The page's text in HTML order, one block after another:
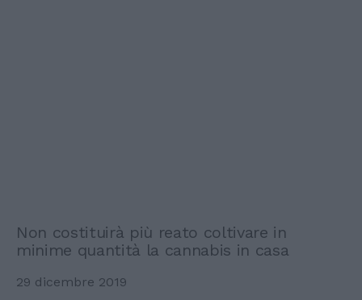
Non costituirà più reato coltivare in
minime quantità la cannabis in casa
29 dicembre 2019